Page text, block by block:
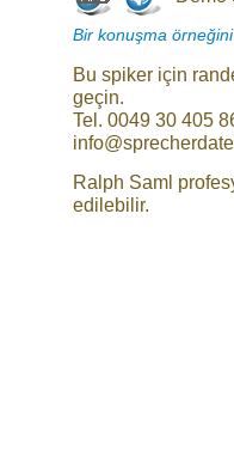
Bir konuşma
Bu spiker için
geçin.
Tel. 0049 30 405
Ralph Saml
edilebilir.